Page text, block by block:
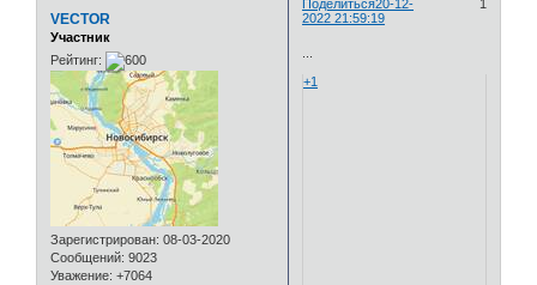
Поделиться 1
20-12-
2022 21:59:19
VECTOR
Участник
Рейтинг:
Зарегистрирован: 08-03-2020
Сообщений: 9023
Уважение: +7064
+1